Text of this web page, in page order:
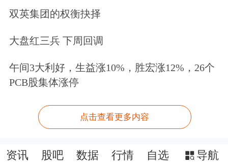
居民消费价格比上年同期上涨1.0%。
9部门支持加快零售业创新发展
商务部等9部门近日印发的关于加快零
售业创新发展的意见，7月9日对外发
布。意见提出工作新目标，力争到2030
年，基本形成布局合理、供给优质、业
态多元、智慧便捷、竞争有序的现代零
双英集团的权衡抉择
大盘红三兵 下周回调
午间3大利好，生益涨10%，胜宏涨12%，26个
PCB股集体涨停
点击查看更多内容
资讯 股吧 数据 行情 自选 导航